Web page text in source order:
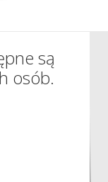
są
osób.